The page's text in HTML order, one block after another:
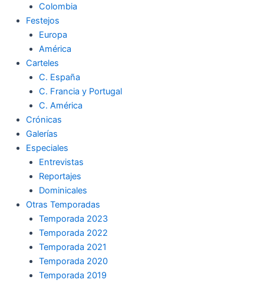
Colombia
Festejos
Europa
América
Carteles
C. España
C. Francia y Portugal
C. América
Crónicas
Galerías
Especiales
Entrevistas
Reportajes
Dominicales
Otras Temporadas
Temporada 2023
Temporada 2022
Temporada 2021
Temporada 2020
Temporada 2019